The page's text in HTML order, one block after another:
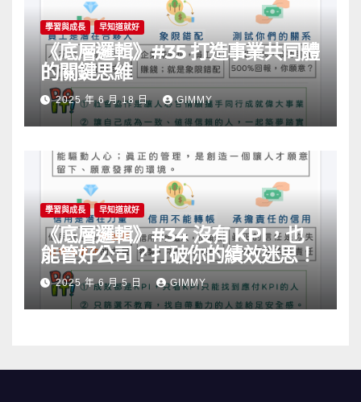
學習與成長 早知道就好
《底層邏輯》#35 打造事業共同體
的關鍵思維
2025 年 6 月 18 日 GIMMY
學習與成長 早知道就好
《底層邏輯》#34 沒有 KPI，也
能管好公司？打破你的績效迷思！
2025 年 6 月 5 日 GIMMY